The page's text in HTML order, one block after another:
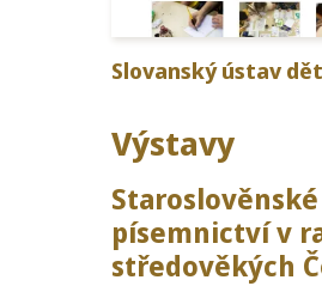
Slovanský ústav
Výstavy
Staroslověnské
písem­nictví v
stře­dověkých